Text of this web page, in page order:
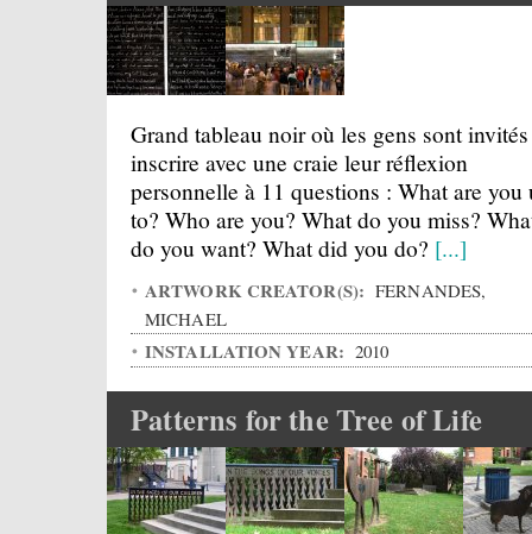
Grand tableau noir où les gens sont
inscrire avec une craie leur réflexion
personnelle à 11 questions : What are you
to? Who are you? What do you miss?
do you want? What did you do? [...]
ARTWORK CREATOR(S): FERNANDES,
MICHAEL
INSTALLATION YEAR: 2010
Patterns for the Tree of Life